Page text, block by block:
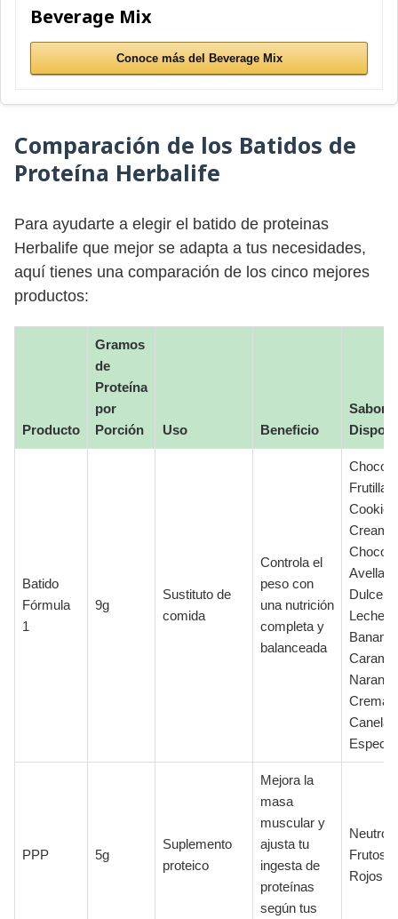
Beverage Mix
Conoce más del Beverage Mix
Comparación de los Batidos de
Proteína Herbalife
Para ayudarte a elegir el batido de proteinas
Herbalife que mejor se adapta a tus necesidades,
aquí tienes una comparación de los cinco mejores
productos:
Producto
Gramos
de
Proteína
por
Porción
Uso Beneficio
Batido
Fórmula
1
9g
Sustituto de
comida
Controla el
peso con
una nutrición
completa y
balanceada
Frutilla,
Cream,
Choco
Dulce
Leche,
Banana
Naranja
Crema,
Canela
PPP 5g
Suplemento
proteico
Mejora la
masa
muscular y
ajusta tu
ingesta de
proteínas
según tus
Neutro,
Frutos
Rojos